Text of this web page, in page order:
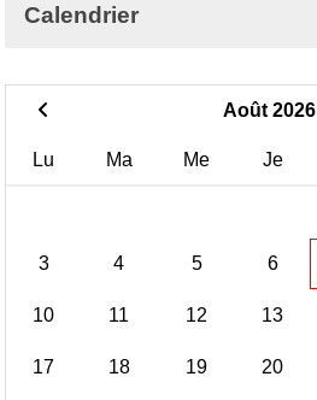
Calendrier
Août 2026
Lu Ma Me Je
3 4 5 6
10 11 12 13
17 18 19 20